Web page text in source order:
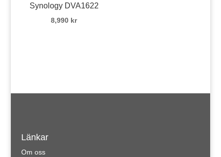
Synology DVA1622
8,990 kr
Länkar
Om oss